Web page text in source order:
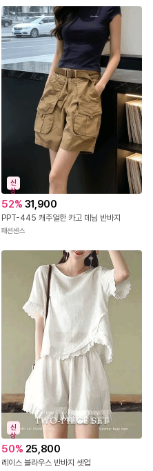
단독손세탁
전용세제 천대고다림질
모든 컨텐츠의 저작권은 (주)데얼쉬이즈
이 컨텐츠를 사이트, 카페, 블로그, SNS
신
상
52% 31,900
PPT-445 캐주얼한 카고 데님 반바지
패션센스
신
상
50% 25,800
레이스 블라우스 반바지 셋업